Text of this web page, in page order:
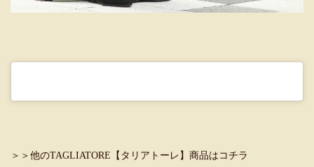
＞＞他のTAGLIATORE【タリアトーレ】商品はコチラ